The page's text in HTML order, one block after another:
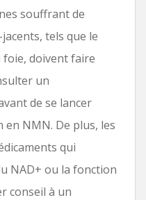
souffrant de
tels que le
foie, doivent faire
un
de se lancer
NMN. De plus, les
qui
NAD+ ou la fonction
conseil à un